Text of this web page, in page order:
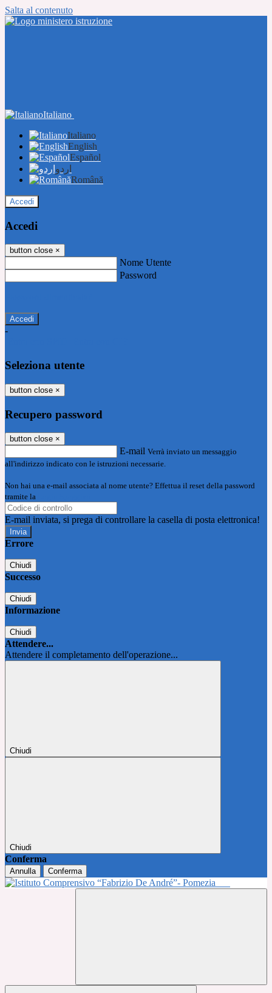
Salta al contenuto
Italiano
Italiano
English
Español
اردو
Română
Accedi
Accedi
button close ×
Nome Utente
Password
-
Seleziona utente
button close ×
Recupero password
button close ×
E-mail Verrà inviato un messaggio
all'indirizzo indicato con le istruzioni necessarie.
Non hai una e-mail associata al nome utente? Effettua il reset della password
tramite la
E-mail inviata, si prega di controllare la casella di posta elettronica!
Errore
Chiudi
Successo
Chiudi
Informazione
Chiudi
Attendere...
Attendere il completamento dell'operazione...
Chiudi
Chiudi
Conferma
Annulla Conferma